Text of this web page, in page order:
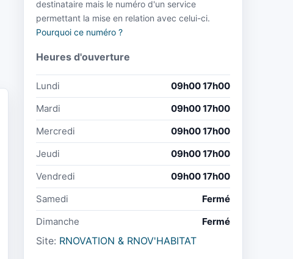
destinataire mais le numéro d'un service
permettant la mise en relation avec celui-ci.
Pourquoi ce numéro ?
Heures d'ouverture
Lundi
09h00 17h00
Mardi
09h00 17h00
Mercredi
09h00 17h00
Jeudi
09h00 17h00
Vendredi
09h00 17h00
Samedi
Fermé
Dimanche
Fermé
Site: RNOVATION & RNOV'HABITAT